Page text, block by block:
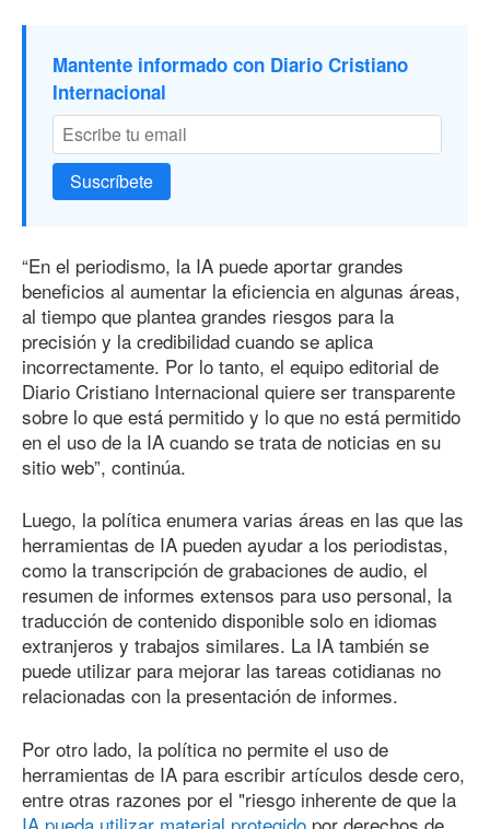
Mantente informado con Diario Cristiano
Internacional
Suscríbete
“En el periodismo, la IA puede aportar grandes
beneficios al aumentar la eficiencia en algunas áreas,
al tiempo que plantea grandes riesgos para la
precisión y la credibilidad cuando se aplica
incorrectamente. Por lo tanto, el equipo editorial de
Diario Cristiano Internacional quiere ser transparente
sobre lo que está permitido y lo que no está permitido
en el uso de la IA cuando se trata de noticias en su
sitio web”, continúa.
Luego, la política enumera varias áreas en las que las
herramientas de IA pueden ayudar a los periodistas,
como la transcripción de grabaciones de audio, el
resumen de informes extensos para uso personal, la
traducción de contenido disponible solo en idiomas
extranjeros y trabajos similares. La IA también se
puede utilizar para mejorar las tareas cotidianas no
relacionadas con la presentación de informes.
Por otro lado, la política no permite el uso de
herramientas de IA para escribir artículos desde cero,
entre otras razones por el "riesgo inherente de que la